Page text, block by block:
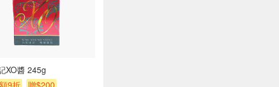
XO醬 245g
9折
贈$200